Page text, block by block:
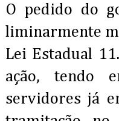
O pedido do
liminarmente
Lei Estadual
ação, tendo
servidores já